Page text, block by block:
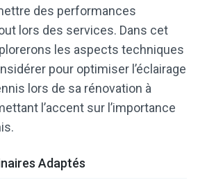
des performances
lors des services. Dans cet
les aspects techniques
pour optimiser l’éclairage
lors de sa rénovation à
l’accent sur l’importance
Adaptés